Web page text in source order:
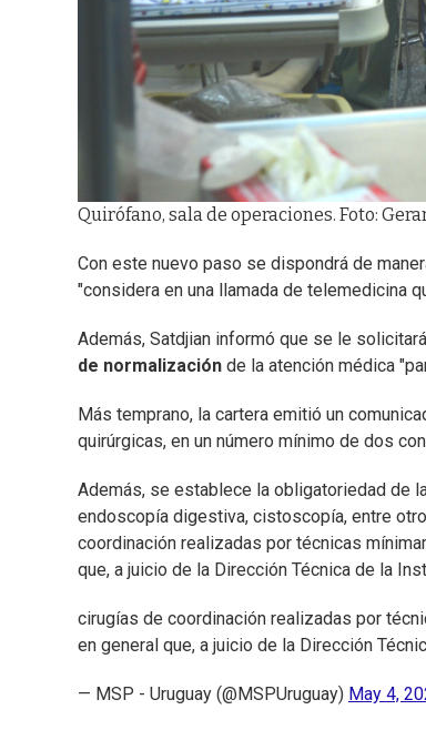
Quirófano, sala de operaciones. Foto:
Con este nuevo paso se dispondrá de
"considera en una llamada de telemedicina
Además, Satdjian informó que se le
de normalización de la atención médica
Más temprano, la cartera emitió un
quirúrgicas, en un número mínimo de dos
Además, se establece la obligatoriedad de
endoscopía digestiva, cistoscopía, entre
coordinación realizadas por técnicas
que, a juicio de la Dirección Técnica de la
cirugías de coordinación realizadas por
en general que, a juicio de la Dirección
— MSP - Uruguay (@MSPUruguay) May 4,